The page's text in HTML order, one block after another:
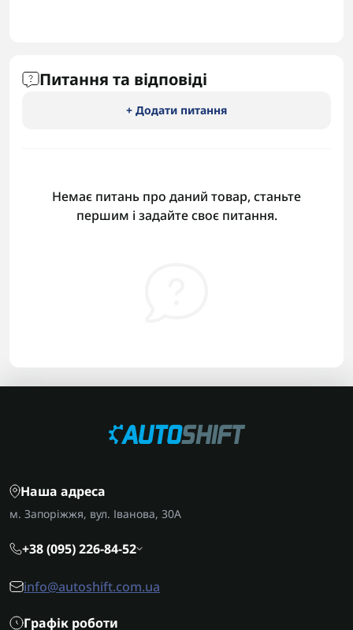
Питання та відповіді
+ Додати питання
Немає питань про даний товар, станьте
першим і задайте своє питання.
Наша адреса
м. Запоріжжя, вул. Іванова, 30А
+38 (095) 226-84-52
info@autoshift.com.ua
Графік роботи